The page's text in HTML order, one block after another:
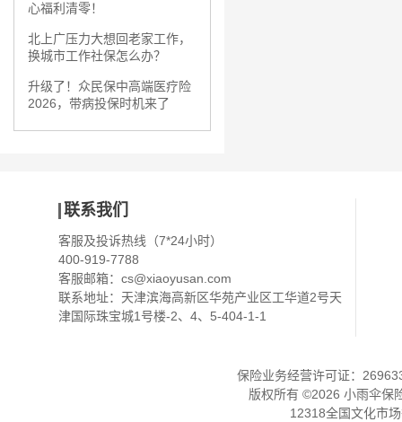
心福利清零！
北上广压力大想回老家工作，
换城市工作社保怎么办？
升级了！众民保中高端医疗险
2026，带病投保时机来了
联系我们
客服及投诉热线（7*24小时）
400-919-7788
客服邮箱： cs@xiaoyusan.com
联系地址：天津滨海高新区华苑产业区工华道2号天
津国际珠宝城1号楼-2、4、5-404-1-1
保险业务经营许可证：
版权所有 ©2026 小雨伞保
12318全国文化市